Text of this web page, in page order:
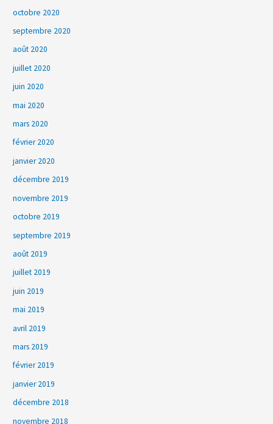
octobre 2020
septembre 2020
août 2020
juillet 2020
juin 2020
mai 2020
mars 2020
février 2020
janvier 2020
décembre 2019
novembre 2019
octobre 2019
septembre 2019
août 2019
juillet 2019
juin 2019
mai 2019
avril 2019
mars 2019
février 2019
janvier 2019
décembre 2018
novembre 2018